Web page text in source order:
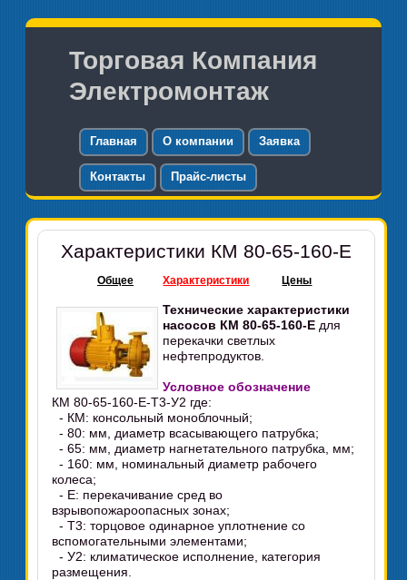
Торговая Компания
Электромонтаж
Главная О компании Заявка
Контакты Прайс-листы
Характеристики КМ 80-65-160-Е
Общее Характеристики Цены
Технические характеристики
насосов КМ 80-65-160-Е для
перекачки светлых
нефтепродуктов.
Условное обозначение
КМ 80-65-160-Е-Т3-У2 где:
- КМ: консольный моноблочный;
- 80: мм, диаметр всасывающего патрубка;
- 65: мм, диаметр нагнетательного патрубка, мм;
- 160: мм, номинальный диаметр рабочего
колеса;
- Е: перекачивание сред во
взрывопожароопасных зонах;
- Т3: торцовое одинарное уплотнение со
вспомогательными элементами;
- У2: климатическое исполнение, категория
размещения.